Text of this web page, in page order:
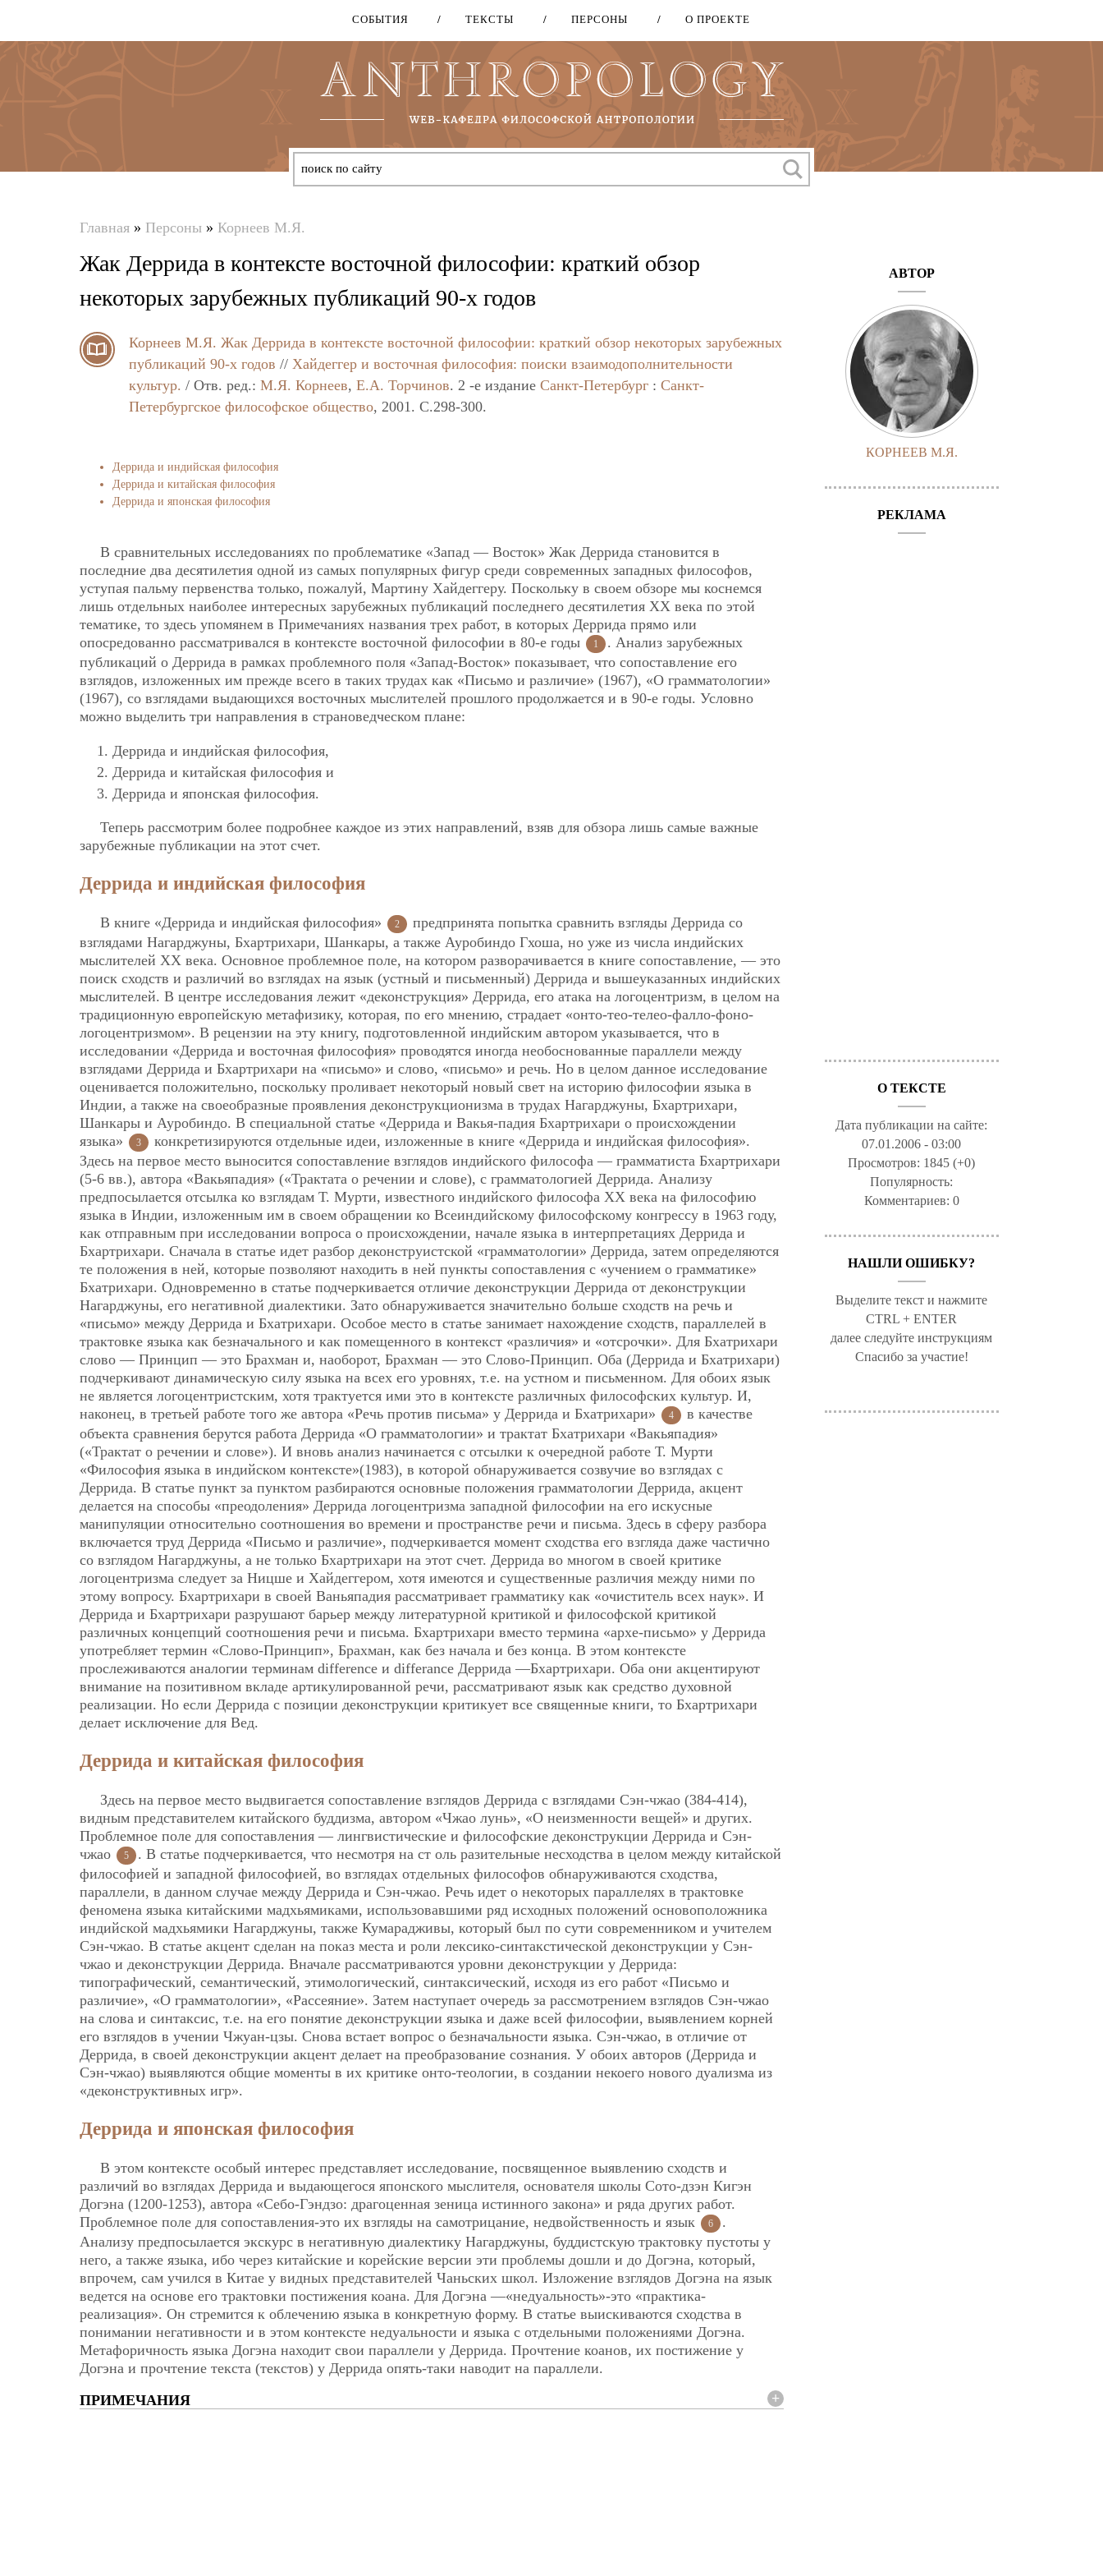
Перейти
основному
содержанию
СОБЫТИЯ ТЕКСТЫ ПЕРСОНЫ О ПРОЕКТЕ
здесь
Главная » Персоны » Корнеев М.Я.
Жак Деррида в контексте восточной философии: краткий обзор
некоторых зарубежных публикаций 90-х годов
Корнеев М.Я. Жак Деррида в контексте восточной философии: краткий обзор некоторых зарубежных
публикаций 90-х годов // Хайдеггер и восточная философия: поиски взаимодополнительности
культур. / Отв. ред.: М.Я. Корнеев, Е.А. Торчинов. 2 -е издание Санкт-Петербург : Санкт-
Петербургское философское общество, 2001. C.298-300.
Деррида и индийская философия
Деррида и китайская философия
Деррида и японская философия
В сравнительных исследованиях по проблематике «Запад — Восток» Жак Деррида становится в
последние два десятилетия одной из самых популярных фигур среди современных западных философов,
уступая пальму первенства только, пожалуй, Мартину Хайдеггеру. Поскольку в своем обзоре мы коснемся
лишь отдельных наиболее интересных зарубежных публикаций последнего десятилетия ХХ века по этой
тематике, то здесь упомянем в Примечаниях названия трех работ, в которых Деррида прямо или
опосредованно рассматривался в контексте восточной философии в 80-е годы
1
. Анализ зарубежных
публикаций о Деррида в рамках проблемного поля «Запад-Восток» показывает, что сопоставление его
взглядов, изложенных им прежде всего в таких трудах как «Письмо и различие» (1967), «О грамматологии»
(1967), со взглядами выдающихся восточных мыслителей прошлого продолжается и в 90-е годы. Условно
можно выделить три направления в страноведческом плане:
Деррида и индийская философия,
Деррида и китайская философия и
Деррида и японская философия.
Теперь рассмотрим более подробнее каждое из этих направлений, взяв для обзора лишь самые важные
зарубежные публикации на этот счет.
Деррида и индийская философия
В книге «Деррида и индийская философия» 2
предпринята попытка сравнить взгляды Деррида со
взглядами Нагарджуны, Бхартрихари, Шанкары, а также Ауробиндо Гхоша, но уже из числа индийских
мыслителей ХХ века. Основное проблемное поле, на котором разворачивается в книге сопоставление, — это
поиск сходств и различий во взглядах на язык (устный и письменный) Деррида и вышеуказанных индийских
мыслителей. В центре исследования лежит «деконструкция» Деррида, его атака на логоцентризм, в целом на
традиционную европейскую метафизику, которая, по его мнению, страдает «онто-тео-телео-фалло-фоно-
логоцентризмом». В рецензии на эту книгу, подготовленной индийским автором указывается, что в
исследовании «Деррида и восточная философия» проводятся иногда необоснованные параллели между
взглядами Деррида и Бхартрихари на «письмо» и слово, «письмо» и речь. Но в целом данное исследование
оценивается положительно, поскольку проливает некоторый новый свет на историю философии языка в
Индии, а также на своеобразные проявления деконструкционизма в трудах Нагарджуны, Бхартрихари,
Шанкары и Ауробиндо. В специальной статье «Деррида и Вакья-падия Бхартрихари о происхождении
языка»
3
конкретизируются отдельные идеи, изложенные в книге «Деррида и индийская философия».
Здесь на первое место выносится сопоставление взглядов индийского философа — грамматиста Бхартрихари
(5-6 вв.), автора «Вакьяпадия» («Трактата о речении и слове), с грамматологией Деррида. Анализу
предпосылается отсылка ко взглядам Т. Мурти, известного индийского философа ХХ века на философию
языка в Индии, изложенным им в своем обращении ко Всеиндийскому философскому конгрессу в 1963 году,
как отправным при исследовании вопроса о происхождении, начале языка в интерпретациях Деррида и
Бхартрихари. Сначала в статье идет разбор деконструистской «грамматологии» Деррида, затем определяются
те положения в ней, которые позволяют находить в ней пункты сопоставления с «учением о грамматике»
Бхатрихари. Одновременно в статье подчеркивается отличие деконструкции Деррида от деконструкции
Нагарджуны, его негативной диалектики. Зато обнаруживается значительно больше сходств на речь и
«письмо» между Деррида и Бхатрихари. Особое место в статье занимает нахождение сходств, параллелей в
трактовке языка как безначального и как помещенного в контекст «различия» и «отсрочки». Для Бхатрихари
слово — Принцип — это Брахман и, наоборот, Брахман — это Слово-Принцип. Оба (Деррида и Бхатрихари)
подчеркивают динамическую силу языка на всех его уровнях, т.е. на устном и письменном. Для обоих язык
не является логоцентристским, хотя трактуется ими это в контексте различных философских культур. И,
наконец, в третьей работе того же автора «Речь против письма» у Деррида и Бхатрихари»
4
в качестве
объекта сравнения берутся работа Деррида «О грамматологии» и трактат Бхатрихари «Вакьяпадия»
(«Трактат о речении и слове»). И вновь анализ начинается с отсылки к очередной работе Т. Мурти
«Философия языка в индийском контексте»(1983), в которой обнаруживается созвучие во взглядах с
Деррида. В статье пункт за пунктом разбираются основные положения грамматологии Деррида, акцент
делается на способы «преодоления» Деррида логоцентризма западной философии на его искусные
манипуляции относительно соотношения во времени и пространстве речи и письма. Здесь в сферу разбора
включается труд Деррида «Письмо и различие», подчеркивается момент сходства его взгляда даже частично
со взглядом Нагарджуны, а не только Бхартрихари на этот счет. Деррида во многом в своей критике
логоцентризма следует за Ницше и Хайдеггером, хотя имеются и существенные различия между ними по
этому вопросу. Бхартрихари в своей Ваньяпадия рассматривает грамматику как «очиститель всех наук». И
Деррида и Бхартрихари разрушают барьер между литературной критикой и философской критикой
различных концепций соотношения речи и письма. Бхартрихари вместо термина «архе-письмо» у Деррида
употребляет термин «Слово-Принцип», Брахман, как без начала и без конца. В этом контексте
прослеживаются аналогии терминам difference и differance Деррида —Бхартрихари. Оба они акцентируют
внимание на позитивном вкладе артикулированной речи, рассматривают язык как средство духовной
реализации. Но если Деррида с позиции деконструкции критикует все священные книги, то Бхартрихари
делает исключение для Вед.
Деррида и китайская философия
Здесь на первое место выдвигается сопоставление взглядов Деррида с взглядами Сэн-чжао (384-414),
видным представителем китайского буддизма, автором «Чжао лунь», «О неизменности вещей» и других.
Проблемное поле для сопоставления — лингвистические и философские деконструкции Деррида и Сэн-
чжао
5
. В статье подчеркивается, что несмотря на ст оль разительные несходства в целом между китайской
философией и западной философией, во взглядах отдельных философов обнаруживаются сходства,
параллели, в данном случае между Деррида и Сэн-чжао. Речь идет о некоторых параллелях в трактовке
феномена языка китайскими мадхьямиками, использовавшими ряд исходных положений основоположника
индийской мадхьямики Нагарджуны, также Кумарадживы, который был по сути современником и учителем
Сэн-чжао. В статье акцент сделан на показ места и роли лексико-синтакстической деконструкции у Сэн-
чжао и деконструкции Деррида. Вначале рассматриваются уровни деконструкции у Деррида:
типографический, семантический, этимологический, синтаксический, исходя из его работ «Письмо и
различие», «О грамматологии», «Рассеяние». Затем наступает очередь за рассмотрением взглядов Сэн-чжао
на слова и синтаксис, т.е. на его понятие деконструкции языка и даже всей философии, выявлением корней
его взглядов в учении Чжуан-цзы. Снова встает вопрос о безначальности языка. Сэн-чжао, в отличие от
Деррида, в своей деконструкции акцент делает на преобразование сознания. У обоих авторов (Деррида и
Сэн-чжао) выявляются общие моменты в их критике онто-теологии, в создании некоего нового дуализма из
«деконструктивных игр».
Деррида и японская философия
В этом контексте особый интерес представляет исследование, посвященное выявлению сходств и
различий во взглядах Деррида и выдающегося японского мыслителя, основателя школы Сото-дзэн Кигэн
Догэна (1200-1253), автора «Себо-Гэндзо: драгоценная зеница истинного закона» и ряда других работ.
Проблемное поле для сопоставления-это их взгляды на самотрицание, недвойственность и язык
6
.
Анализу предпосылается экскурс в негативную диалектику Нагарджуны, буддистскую трактовку пустоты у
него, а также языка, ибо через китайские и корейские версии эти проблемы дошли и до Догэна, который,
впрочем, сам учился в Китае у видных представителей Чаньских школ. Изложение взглядов Догэна на язык
ведется на основе его трактовки постижения коана. Для Догэна —«недуальность»-это «практика-
реализация». Он стремится к облечению языка в конкретную форму. В статье выискиваются сходства в
понимании негативности и в этом контексте недуальности и языка с отдельными положениями Догэна.
Метафоричность языка Догэна находит свои параллели у Деррида. Прочтение коанов, их постижение у
Догэна и прочтение текста (текстов) у Деррида опять-таки наводит на параллели.
ПРИМЕЧАНИЯ
АВТОР
КОРНЕЕВ М.Я.
РЕКЛАМА
О ТЕКСТЕ
Дата публикации на сайте:
07.01.2006 - 03:00
Просмотров: 1845 (+0)
Популярность:
Комментариев: 0
НАШЛИ ОШИБКУ?
Выделите текст и нажмите
CTRL + ENTER
далее следуйте инструкциям
Спасибо за участие!